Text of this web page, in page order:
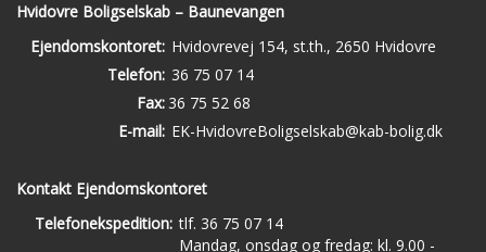
Hvidovre Boligselskab – Baunevangen
Ejendomskontoret: Hvidovrevej 154, st.th., 2650 Hvidovre
Telefon: 36 75 07 14
Fax: 36 75 52 68
E-mail: EK-HvidovreBoligselskab@kab-bolig.dk
Kontakt Ejendomskontoret
Telefonekspedition: tlf. 36 75 07 14
Mandag, onsdag og fredag: kl. 9.00 -